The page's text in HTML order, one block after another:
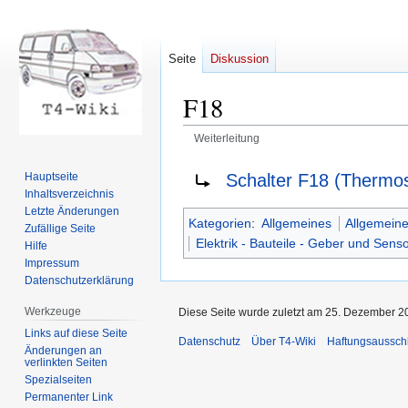
F18
Weiterleitung
Navigation
springen
Suche
springen
Weiterleitung nach:
Schalter F18
Kategorien: Allgemeines
Elektrik - Bauteile - Geber und
Seite Diskussion
Hauptseite
Inhaltsverzeichnis
Letzte Änderungen
Zufällige Seite
Hilfe
Impressum
Datenschutzerklärung
Werkzeuge
Links auf diese Seite
Änderungen an
verlinkten Seiten
Spezialseiten
Permanenter Link
Diese Seite wurde zuletzt am 25. Dezember
Datenschutz Über T4-Wiki